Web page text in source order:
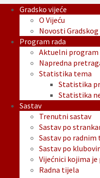
Gradsko vijeće
O Vijeću
Novosti Gradskog
Program rada
Aktuelni program
Napredna
Statistika tema
Statistika
Statistika
Sastav
Trenutni sastav
Sastav po
Sastav po
Sastav po
Vijećnici kojima
Radna tijela